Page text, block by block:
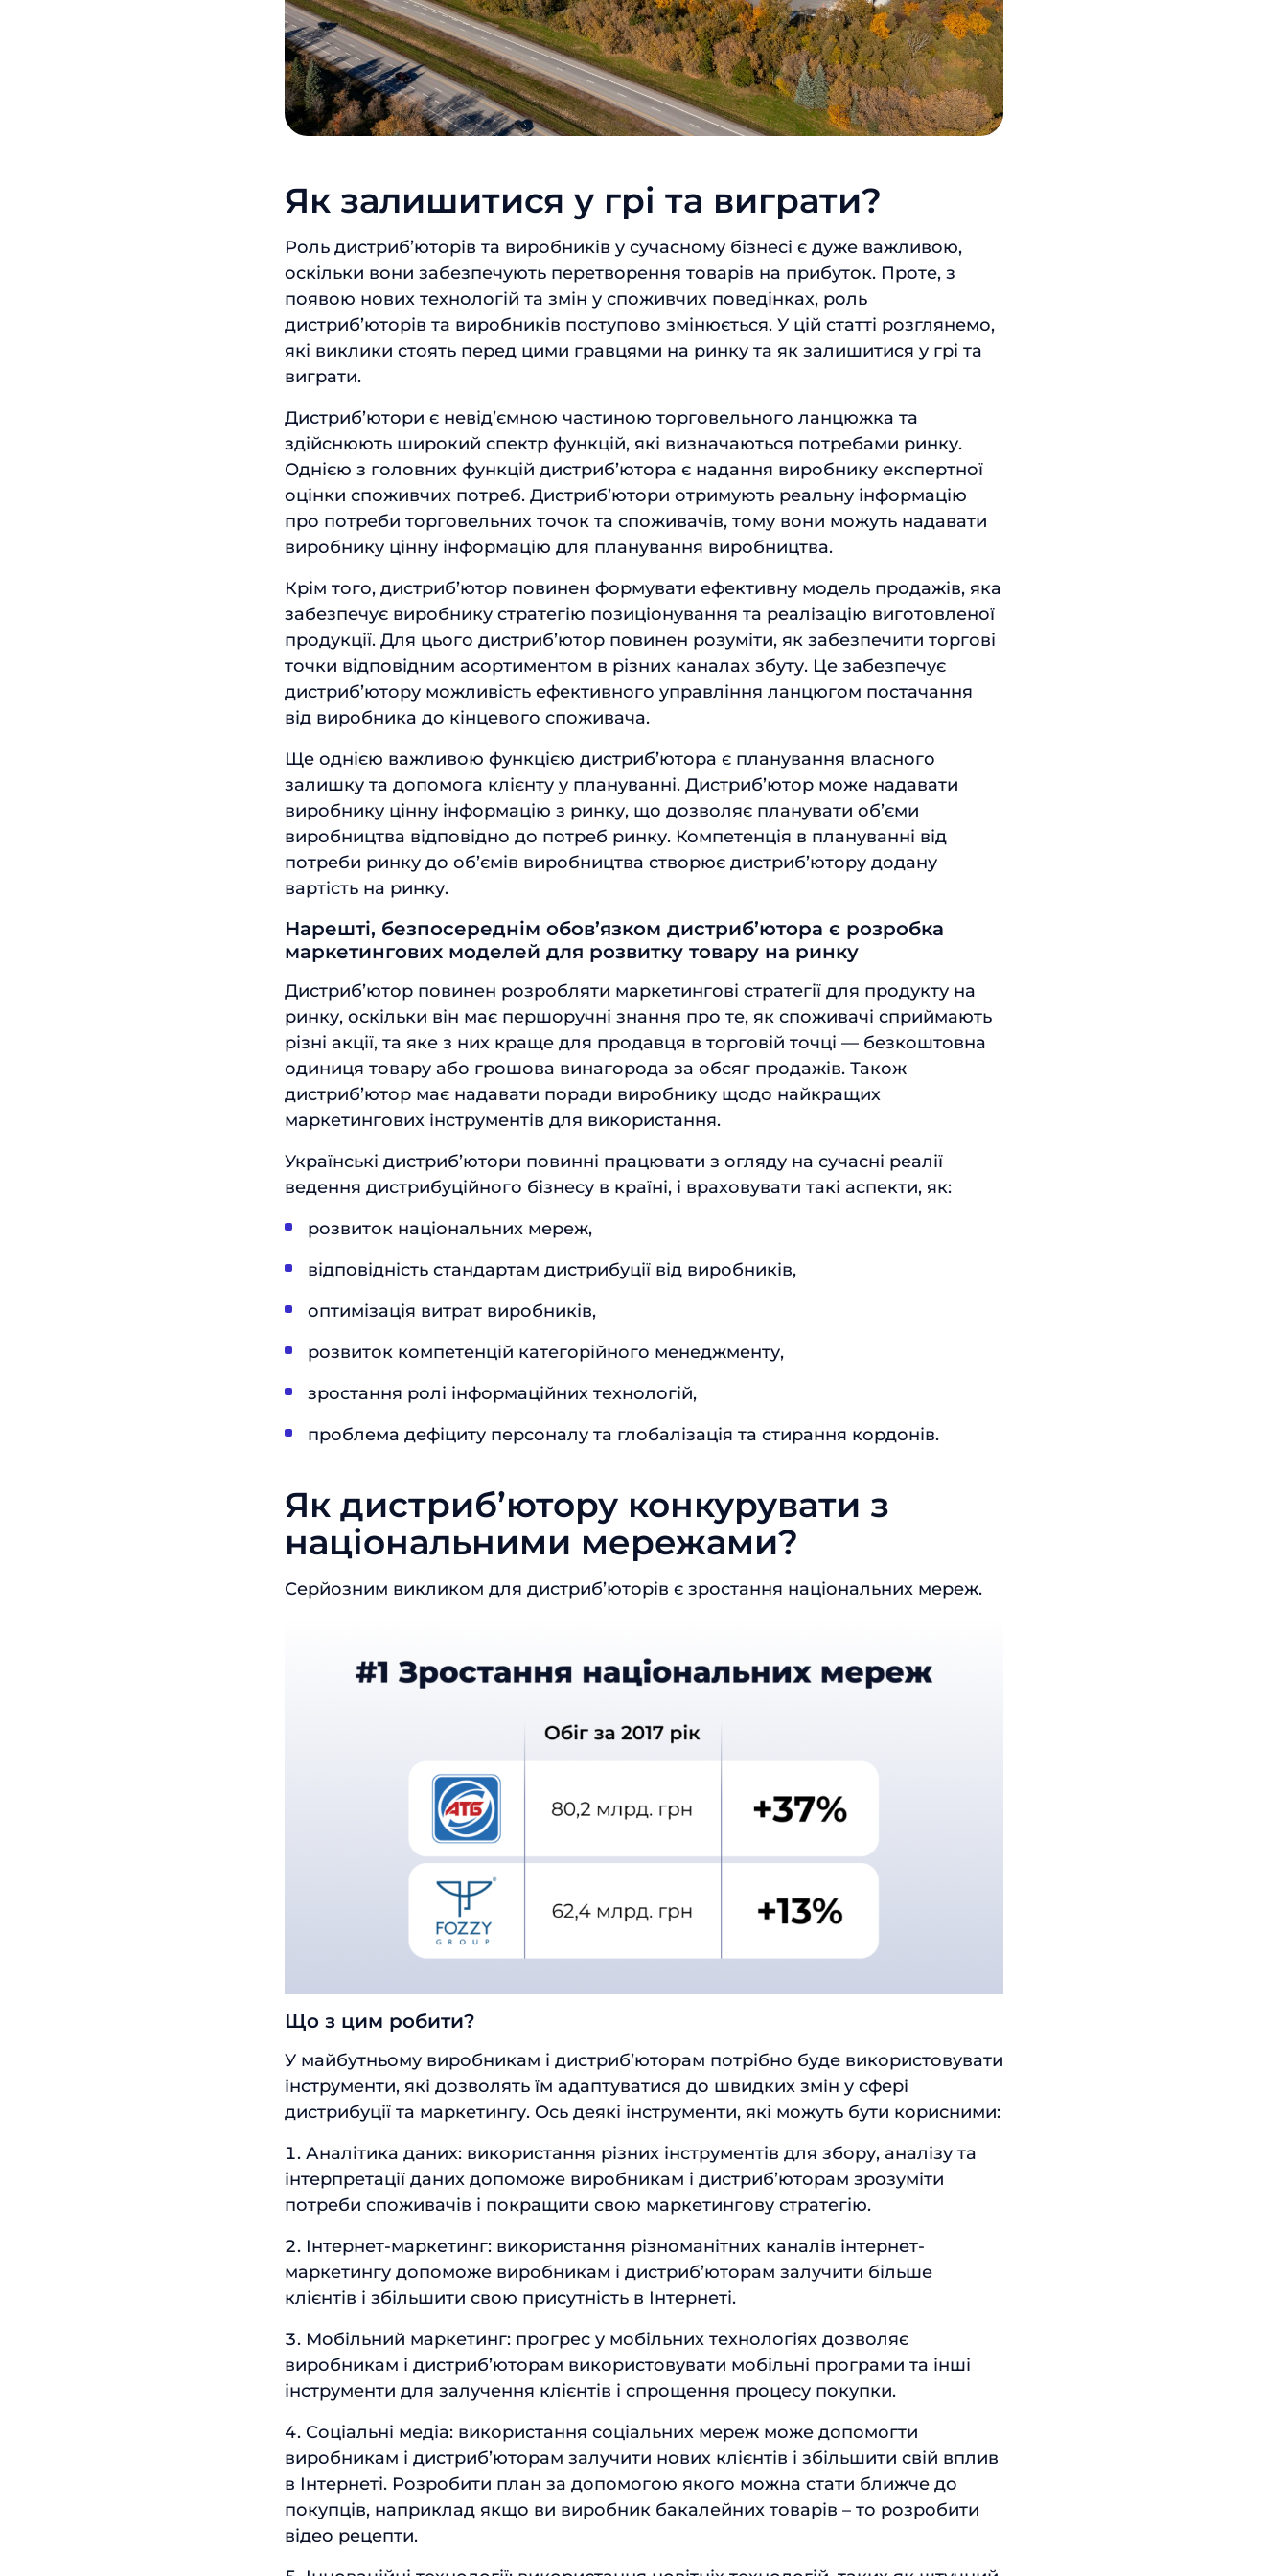
Як залишитися у грі та виграти?
Роль дистриб’юторів та виробників у сучасному бізнесі є дуже важливою,
оскільки вони забезпечують перетворення товарів на прибуток. Проте, з
появою нових технологій та змін у споживчих поведінках, роль
дистриб’юторів та виробників поступово змінюється. У цій статті розглянемо,
які виклики стоять перед цими гравцями на ринку та як залишитися у грі та
виграти.
Дистриб’ютори є невід’ємною частиною торговельного ланцюжка та
здійснюють широкий спектр функцій, які визначаються потребами ринку.
Однією з головних функцій дистриб’ютора є надання виробнику експертної
оцінки споживчих потреб. Дистриб’ютори отримують реальну інформацію
про потреби торговельних точок та споживачів, тому вони можуть надавати
виробнику цінну інформацію для планування виробництва.
Крім того, дистриб’ютор повинен формувати ефективну модель продажів, яка
забезпечує виробнику стратегію позиціонування та реалізацію виготовленої
продукції. Для цього дистриб’ютор повинен розуміти, як забезпечити торгові
точки відповідним асортиментом в різних каналах збуту. Це забезпечує
дистриб’ютору можливість ефективного управління ланцюгом постачання
від виробника до кінцевого споживача.
Ще однією важливою функцією дистриб’ютора є планування власного
залишку та допомога клієнту у плануванні. Дистриб’ютор може надавати
виробнику цінну інформацію з ринку, що дозволяє планувати об’єми
виробництва відповідно до потреб ринку. Компетенція в плануванні від
потреби ринку до об’ємів виробництва створює дистриб’ютору додану
вартість на ринку.
Нарешті, безпосереднім обов’язком дистриб’ютора є розробка
маркетингових моделей для розвитку товару на ринку
Дистриб’ютор повинен розробляти маркетингові стратегії для продукту на
ринку, оскільки він має першоручні знання про те, як споживачі сприймають
різні акції, та яке з них краще для продавця в торговій точці — безкоштовна
одиниця товару або грошова винагорода за обсяг продажів. Також
дистриб’ютор має надавати поради виробнику щодо найкращих
маркетингових інструментів для використання.
Українські дистриб’ютори повинні працювати з огляду на сучасні реалії
ведення дистрибуційного бізнесу в країні, і враховувати такі аспекти, як:
розвиток національних мереж,
відповідність стандартам дистрибуції від виробників,
оптимізація витрат виробників,
розвиток компетенцій категорійного менеджменту,
зростання ролі інформаційних технологій,
проблема дефіциту персоналу та глобалізація та стирання кордонів.
Як дистриб’ютору конкурувати з
національними мережами?
Серйозним викликом для дистриб’юторів є зростання національних мереж.
Що з цим робити?
У майбутньому виробникам і дистриб’юторам потрібно буде використовувати
інструменти, які дозволять їм адаптуватися до швидких змін у сфері
дистрибуції та маркетингу. Ось деякі інструменти, які можуть бути корисними:
Аналітика даних: використання різних інструментів для збору, аналізу та
інтерпретації даних допоможе виробникам і дистриб’юторам зрозуміти
потреби споживачів і покращити свою маркетингову стратегію.
Інтернет-маркетинг: використання різноманітних каналів інтернет-
маркетингу допоможе виробникам і дистриб’юторам залучити більше
клієнтів і збільшити свою присутність в Інтернеті.
Мобільний маркетинг: прогрес у мобільних технологіях дозволяє
виробникам і дистриб’юторам використовувати мобільні програми та інші
інструменти для залучення клієнтів і спрощення процесу покупки.
Соціальні медіа: використання соціальних мереж може допомогти
виробникам і дистриб’юторам залучити нових клієнтів і збільшити свій вплив
в Інтернеті. Розробити план за допомогою якого можна стати ближче до
покупців, наприклад якщо ви виробник бакалейних товарів – то розробити
відео рецепти.
Відправити